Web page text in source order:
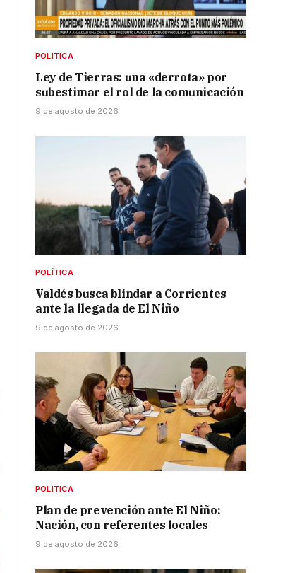
POLÍTICA
Ley de Tierras: una «derrota» por
subestimar el rol de la comunicación
9 de agosto de 2026
POLÍTICA
Valdés busca blindar a Corrientes
ante la llegada de El Niño
9 de agosto de 2026
POLÍTICA
Plan de prevención ante El Niño:
Nación, con referentes locales
9 de agosto de 2026